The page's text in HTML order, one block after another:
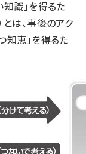
知識」を得るた
は、事後のアク
知恵」を得るた